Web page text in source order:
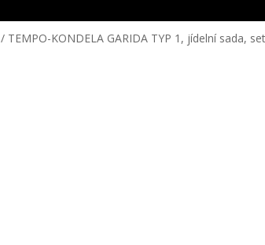
/ TEMPO-KONDELA GARIDA TYP 1, jídelní sada,